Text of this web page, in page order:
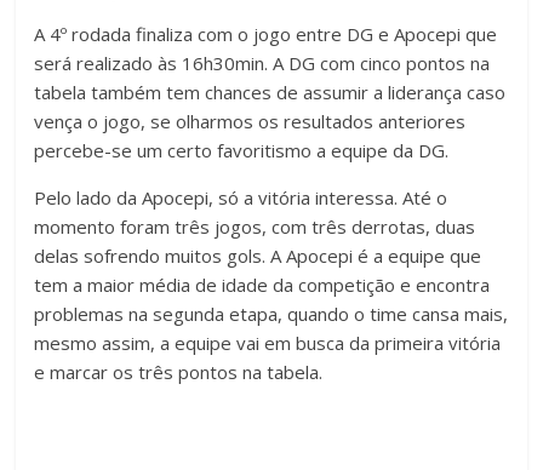
A 4º rodada finaliza com o jogo entre DG e Apocepi que
será realizado às 16h30min. A DG com cinco pontos na
tabela também tem chances de assumir a liderança caso
vença o jogo, se olharmos os resultados anteriores
percebe-se um certo favoritismo a equipe da DG.
Pelo lado da Apocepi, só a vitória interessa. Até o
momento foram três jogos, com três derrotas, duas
delas sofrendo muitos gols. A Apocepi é a equipe que
tem a maior média de idade da competição e encontra
problemas na segunda etapa, quando o time cansa mais,
mesmo assim, a equipe vai em busca da primeira vitória
e marcar os três pontos na tabela.